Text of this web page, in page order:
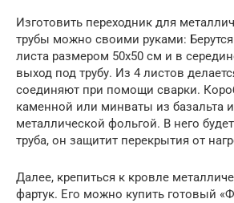
Изготовить переходник для
трубы можно своими руками:
листа размером 50х50 см и в
выход под трубу. Из 4 листов
соединяют при помощи сварки.
каменной или минваты из базальта
металлической фольгой. В него
труба, он защитит перекрытия от
Далее, крепиться к кровле
фартук. Его можно купить готовый